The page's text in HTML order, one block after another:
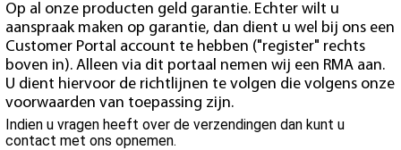
Op al onze producten geld garantie. Echter wilt u
aanspraak maken op garantie, dan dient u wel bij ons een
Customer Portal account te hebben ("register" rechts
boven in). Alleen via dit portaal nemen wij een RMA aan.
U dient hiervoor de richtlijnen te volgen die volgens onze
voorwaarden van toepassing zijn.
Indien u vragen heeft over de verzendingen dan kunt u
contact met ons opnemen.